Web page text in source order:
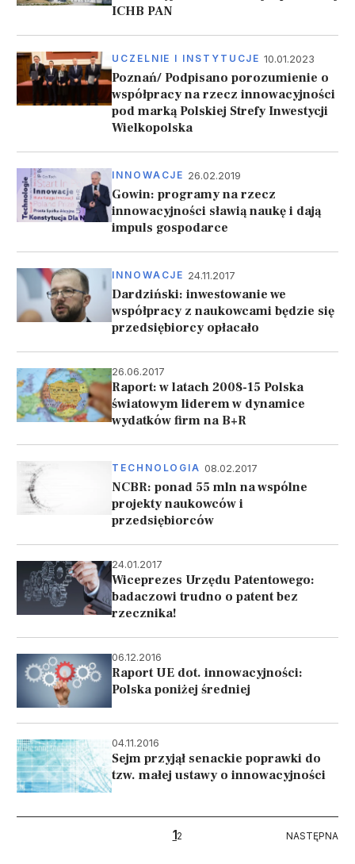
ICHB PAN
UCZELNIE I INSTYTUCJE 10.01.2023
Poznań/ Podpisano porozumienie o
współpracy na rzecz innowacyjności
pod marką Polskiej Strefy Inwestycji
Wielkopolska
INNOWACJE 26.02.2019
Gowin: programy na rzecz
innowacyjności sławią naukę i dają
impuls gospodarce
INNOWACJE 24.11.2017
Dardziński: inwestowanie we
współpracy z naukowcami będzie się
przedsiębiorcy opłacało
26.06.2017
Raport: w latach 2008-15 Polska
światowym liderem w dynamice
wydatków firm na B+R
TECHNOLOGIA 08.02.2017
NCBR: ponad 55 mln na wspólne
projekty naukowców i
przedsiębiorców
24.01.2017
Wiceprezes Urzędu Patentowego:
badaczowi trudno o patent bez
rzecznika!
06.12.2016
Raport UE dot. innowacyjności:
Polska poniżej średniej
04.11.2016
Sejm przyjął senackie poprawki do
tzw. małej ustawy o innowacyjności
12 NASTĘPNA
NASTĘPNA